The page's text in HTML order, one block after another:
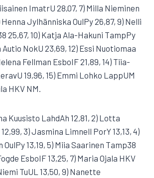
ImatrU 28,07, 7) Milla Nieminen
Henna Jylhänniska OulPy 26,87, 9) Nelli
25,67, 10) Katja Ala-Hakuni TampPy
Autio NokU 23,69, 12) Essi Nuotiomaa
Fellman EsboIF 21,89, 14) Tiia-
19,96, 15) Emmi Lohko LappUM
HKV NM.
Kuusisto LahdAh 12,81, 2) Lotta
3) Jasmina Limnell PorY 13,13, 4)
13,19, 5) Miia Saarinen Tamp38
EsboIF 13,25, 7) Maria Ojala HKV
TuUL 13,50, 9) Nanette